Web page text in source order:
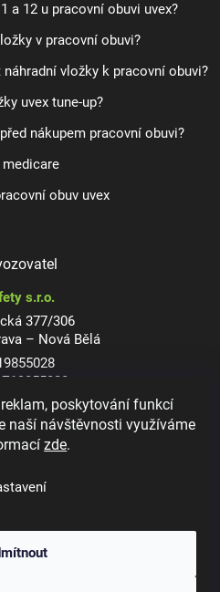
poskytování funkcí
naší návštěvnosti využíváme
zde.
a 12 u pracovní obuvi uvex?
v pracovní obuvi?
vložky k pracovní obuvi?
uvex tune-up?
nákupem pracovní obuvi?
medicare
obuv uvex
s.r.o.
377/306
– Nová Bělá
ochranné brýle